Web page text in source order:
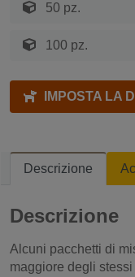
50 pz.
100 pz.
IMPOSTA LA
Descrizione
Descrizione
Alcuni pacchetti di
maggiore degli